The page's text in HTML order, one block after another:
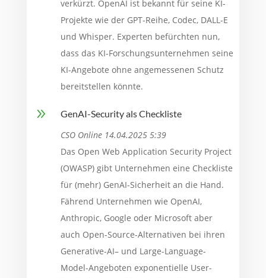
verkürzt. OpenAI ist bekannt für seine KI-
Projekte wie der GPT-Reihe, Codec, DALL-E
und Whisper. Experten befürchten nun,
dass das KI-Forschungsunternehmen seine
KI-Angebote ohne angemessenen Schutz
bereitstellen könnte.
9
GenAI-Security als Checkliste
CSO Online 14.04.2025 5:39
Das Open Web Application Security Project
(OWASP) gibt Unternehmen eine Checkliste
für (mehr) GenAI-Sicherheit an die Hand.
Fährend Unternehmen wie OpenAI,
Anthropic, Google oder Microsoft aber
auch Open-Source-Alternativen bei ihren
Generative-AI– und Large-Language-
Model-Angeboten exponentielle User-